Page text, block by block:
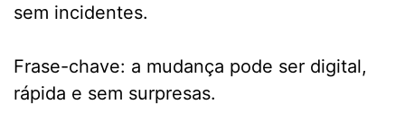
sem incidentes.
Frase-chave: a mudança pode ser digital,
rápida e sem surpresas.